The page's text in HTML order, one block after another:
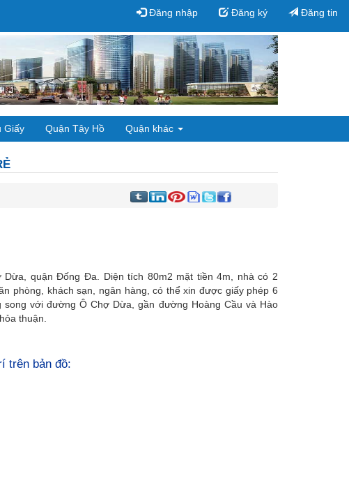
Đăng nhập Đăng ký Đăng tin
Giấy Quận Tây Hồ Quận khác
quận Đống Đa. Diện tích 80m2 mặt tiền 4m, nhà có 2
phòng, khách sạn, ngân hàng, có thể xin được giấy phép 6
với đường Ô Chợ Dừa, gần đường Hoàng Cầu và Hào
thuận.
trên bản đồ: